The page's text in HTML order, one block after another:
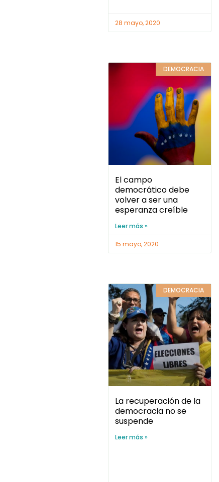
28 mayo, 2020
DEMOCRACIA
El campo
democrático debe
volver a ser una
esperanza creíble
Leer más »
15 mayo, 2020
DEMOCRACIA
La recuperación de la
democracia no se
suspende
Leer más »